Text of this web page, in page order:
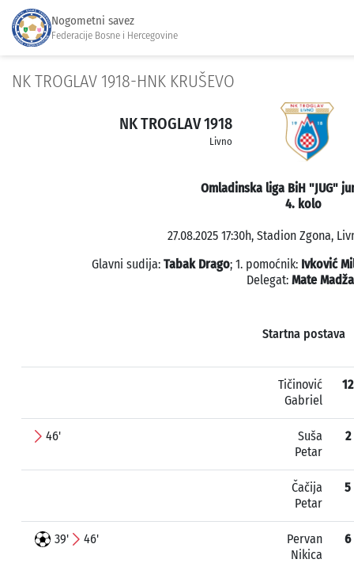
Nogometni savez
Federacije Bosne i Hercegovine
NK TROGLAV 1918-HNK KRUŠEVO
NK TROGLAV 1918
Livno
Omladinska liga BiH "JUG"
4. kolo
27.08.2025 17:30h, Stadion Zgona,
Glavni sudija: Tabak Drago; 1. pomoćnik: Ivković
Delegat: Mate
Startna postava
Tičinović
Gabriel
12
46'
Suša
Petar
2
Čačija
Petar
5
39' 46'
Pervan
Nikica
6